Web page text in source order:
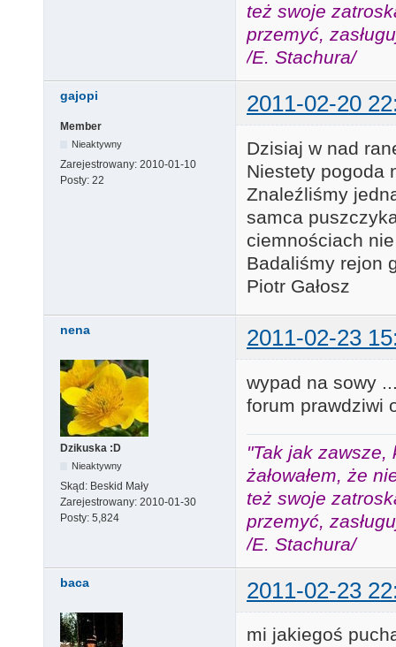
też swoje
przemyć,
/E. Stachura/
gajopi 2011-02-20
Member
Nieaktywny
Zarejestrowany: 2010-01-10
Posty: 22
Dzisiaj w nad
Niestety pogoda
Znaleźliśmy
samca
ciemnościach
Badaliśmy rejon
Piotr Gałosz
nena 2011-02-23
Dzikuska :D
Nieaktywny
Skąd: Beskid Mały
Zarejestrowany: 2010-01-30
Posty: 5,824
wypad na sowy
forum prawdziwi
"Tak jak zawsze,
żałowałem, że
też swoje
przemyć,
/E. Stachura/
baca 2011-02-23
mi jakiegoś